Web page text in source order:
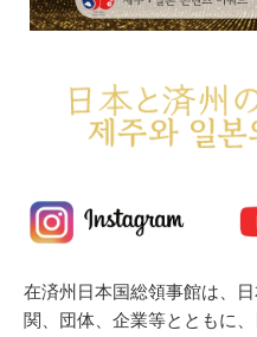
在済州日本国総領事館は、
関、団体、企業等とともに